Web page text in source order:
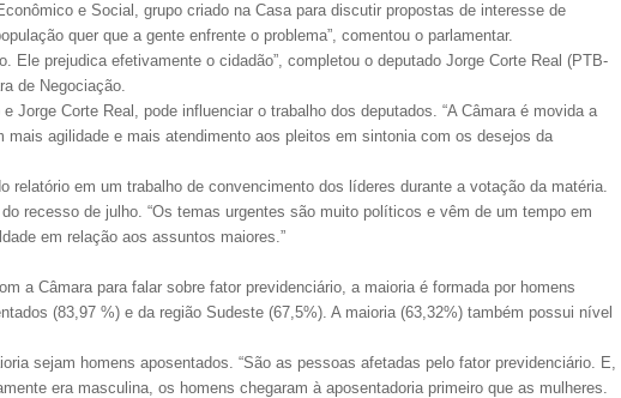
e Social, grupo criado na Casa para discutir propostas de interesse de
quer que a gente enfrente o problema”, comentou o parlamentar.
Ele prejudica efetivamente o cidadão”, completou o deputado Jorge Corte Real (PTB-
de Negociação.
Jorge Corte Real, pode influenciar o trabalho dos deputados. “A Câmara é movida a
agilidade e mais atendimento aos pleitos em sintonia com os desejos da
relatório em um trabalho de convencimento dos líderes durante a votação da matéria.
recesso de julho. “Os temas urgentes são muito políticos e vêm de um tempo em
em relação aos assuntos maiores.”
a Câmara para falar sobre fator previdenciário, a maioria é formada por homens
(83,97 %) e da região Sudeste (67,5%). A maioria (63,32%) também possui nível
sejam homens aposentados. “São as pessoas afetadas pelo fator previdenciário. E,
era masculina, os homens chegaram à aposentadoria primeiro que as mulheres.